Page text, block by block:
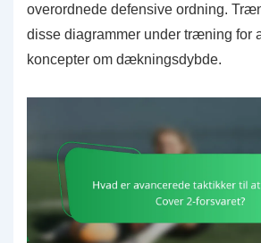
overordnede defensive ordning.
disse diagrammer under træning for
koncepter om dækningsdybde.